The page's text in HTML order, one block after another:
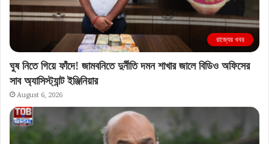
রাজ্যের খবর
ঘুষ নিতে গিয়ে ফাঁদে! জামবনিতে দুর্নীতি দমন শাখার জালে বিডিও অফিসের
সাব অ্যাসিস্ট্যান্ট ইঞ্জিনিয়ার
August 6, 2026